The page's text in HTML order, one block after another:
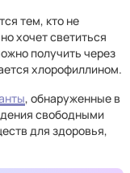
тем, кто не
хочет светиться
получить через
хлорофиллином.
, обнаруженные в
свободными
для здоровья,